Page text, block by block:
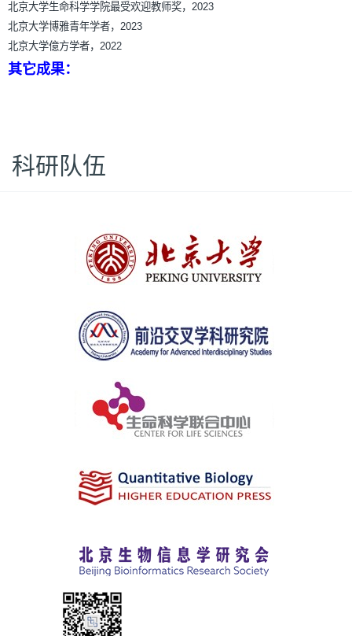
北京大学生命科学学院最受欢迎教师奖， 2023
北京大学博雅青年学者， 2023
北京大学億方学者， 2022
其它成果：
科研队伍